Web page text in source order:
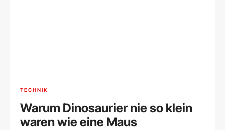
TECHNIK
Warum Dinosaurier nie so klein
waren wie eine Maus